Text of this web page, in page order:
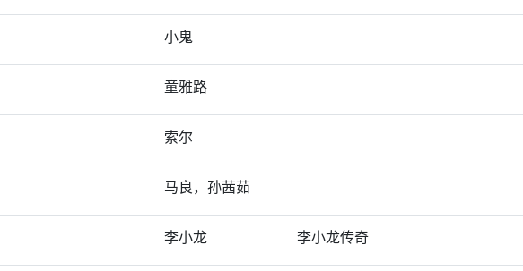
小鬼
童雅路
索尔
马良，孙茜茹
李小龙 李小龙传奇